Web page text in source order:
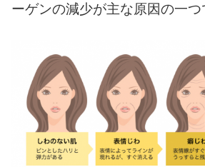
ーゲンの減少が主な原因の一つ